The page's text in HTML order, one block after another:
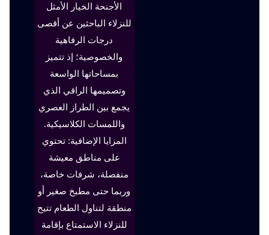
الأجنحة الخيار الأمثل
للنزلاء الباحثين عن أقصى
درجات الرفاهية
والخصوصية؛ إذ تتميز
بمساحاتها الواسعة
وتصميمها الراقي الذي
يجمع بين الطراز العصري
واللمسات الكلاسيكية.
المزايا الإضافية: تحتوي
على مناطق معيشة
منفصلة، شرفات خاصة،
وربما حتى مطبخ صغير أو
منطقة لتناول الطعام تتيح
للنزلاء الاستمتاع بإقامة